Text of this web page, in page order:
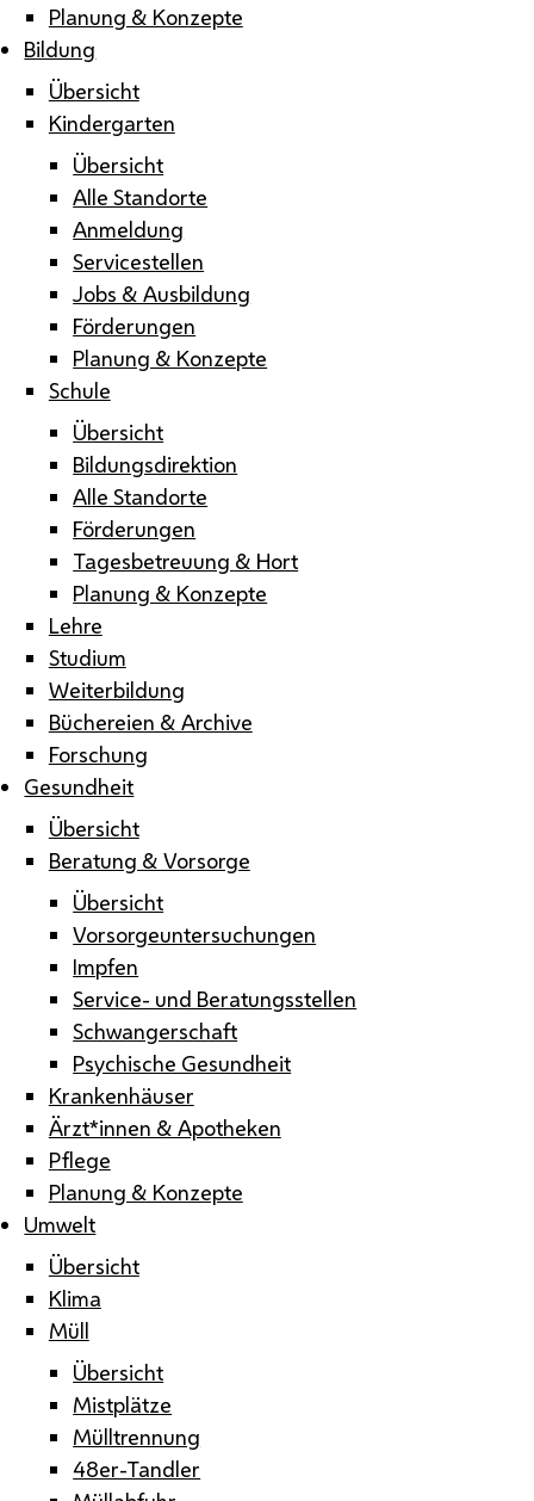
Planung & Konzepte
Bildung
Übersicht
Kindergarten
Übersicht
Alle Standorte
Anmeldung
Servicestellen
Jobs & Ausbildung
Förderungen
Planung & Konzepte
Schule
Übersicht
Bildungsdirektion
Alle Standorte
Förderungen
Tagesbetreuung & Hort
Planung & Konzepte
Lehre
Studium
Weiterbildung
Büchereien & Archive
Forschung
Gesundheit
Übersicht
Beratung & Vorsorge
Übersicht
Vorsorgeuntersuchungen
Impfen
Service- und Beratungsstellen
Schwangerschaft
Psychische Gesundheit
Krankenhäuser
Ärzt*innen & Apotheken
Pflege
Planung & Konzepte
Umwelt
Übersicht
Klima
Müll
Übersicht
Mistplätze
Mülltrennung
48er-Tandler